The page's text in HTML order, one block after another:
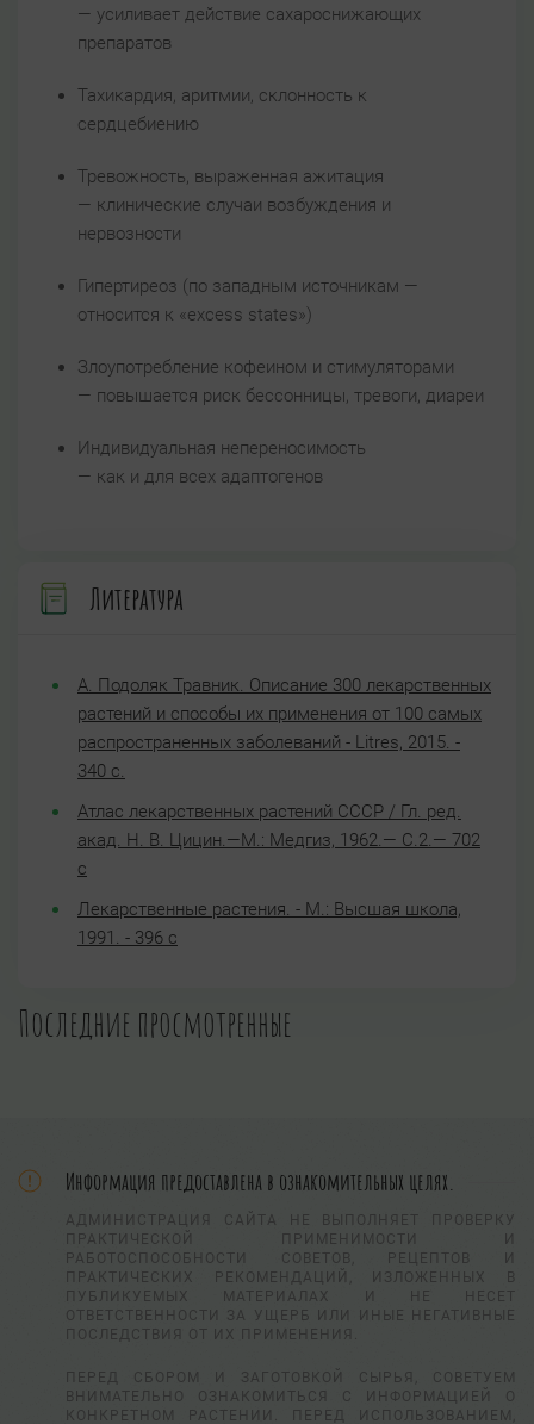
— усиливает действие сахароснижающих
препаратов
Тахикардия, аритмии, склонность к
сердцебиению
Тревожность, выраженная ажитация
— клинические случаи возбуждения и
нервозности
Гипертиреоз (по западным источникам —
относится к «excess states»)
Злоупотребление кофеином и стимуляторами
— повышается риск бессонницы, тревоги, диареи
Индивидуальная непереносимость
— как и для всех адаптогенов
Литература
А. Подоляк Травник. Описание 300 лекарственных
растений и способы их применения от 100 самых
распространенных заболеваний - Litres, 2015. -
340 с.
Атлас лекарственных растений СССР / Гл. ред.
акад. Н. В. Цицин.—М.: Медгиз, 1962.— С.2.— 702
с
Лекарственные растения. - М.: Высшая школа,
1991. - 396 с
Последние просмотренные
Информация предоставлена в ознакомительных целях.
АДМИНИСТРАЦИЯ САЙТА НЕ ВЫПОЛНЯЕТ ПРОВЕРКУ
ПРАКТИЧЕСКОЙ ПРИМЕНИМОСТИ И
РАБОТОСПОСОБНОСТИ СОВЕТОВ, РЕЦЕПТОВ И
ПРАКТИЧЕСКИХ РЕКОМЕНДАЦИЙ, ИЗЛОЖЕННЫХ В
ПУБЛИКУЕМЫХ МАТЕРИАЛАХ И НЕ НЕСЕТ
ОТВЕТСТВЕННОСТИ ЗА УЩЕРБ ИЛИ ИНЫЕ НЕГАТИВНЫЕ
ПОСЛЕДСТВИЯ ОТ ИХ ПРИМЕНЕНИЯ.
ПЕРЕД СБОРОМ И ЗАГОТОВКОЙ СЫРЬЯ, СОВЕТУЕМ
ВНИМАТЕЛЬНО ОЗНАКОМИТЬСЯ С ИНФОРМАЦИЕЙ О
КОНКРЕТНОМ РАСТЕНИИ. ПЕРЕД ИСПОЛЬЗОВАНИЕМ,